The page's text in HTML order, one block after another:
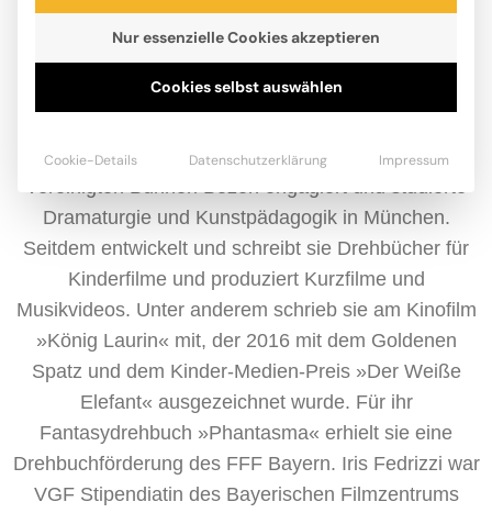
Iris Fedrizzi hat eine besondere Vorliebe für
dreier Kinder war für mehrere Produktionen an den
Vereinigten Bühnen Bozen engagiert und studierte
Dramaturgie und Kunstpädagogik in München.
Seitdem entwickelt und schreibt sie Drehbücher für
Kinderfilme und produziert Kurzfilme und
Musikvideos. Unter anderem schrieb sie am Kinofilm
»König Laurin« mit, der 2016 mit dem Goldenen
Spatz und dem Kinder-Medien-Preis »Der Weiße
Elefant« ausgezeichnet wurde. Für ihr
Fantasydrehbuch »Phantasma« erhielt sie eine
Drehbuchförderung des FFF Bayern. Iris Fedrizzi war
VGF Stipendiatin des Bayerischen Filmzentrums
Nur essenzielle Cookies akzeptieren
Cookies selbst auswählen
Cookie-Details Datenschutzerklärung Impressum